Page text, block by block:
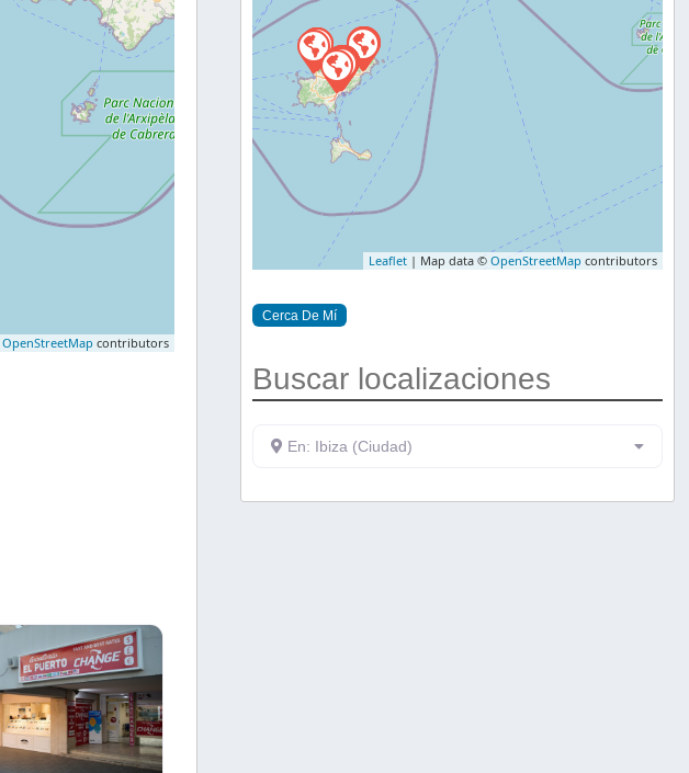
OpenStreetMap contributors
Leaflet| Map data © OpenStreetMap contributors
Cerca De Mí
Buscar localizaciones
En: Ibiza (Ciudad)